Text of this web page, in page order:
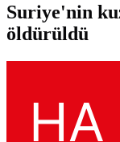
Suriye'nin
öldürüldü